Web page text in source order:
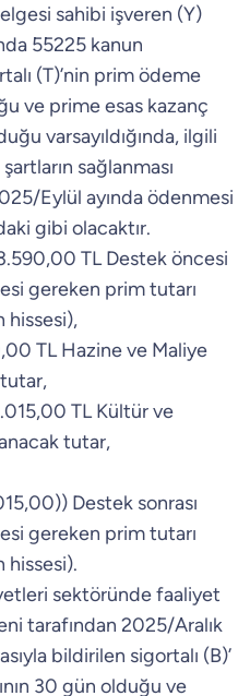
sahibi işveren (Y)
55225 kanun
(T)’nin prim ödeme
ve prime esas kazanç
varsayıldığında, ilgili
sağlanması
Eylül ayında ödenmesi
gibi olacaktır.
TL Destek öncesi
gereken prim tutarı
hissesi),
TL Hazine ve Maliye
tutar,
TL Kültür ve
tutar,
Destek sonrası
gereken prim tutarı
hissesi).
sektöründe faaliyet
tarafından 2025/Aralık
bildirilen sigortalı (B)’
30 gün olduğu ve